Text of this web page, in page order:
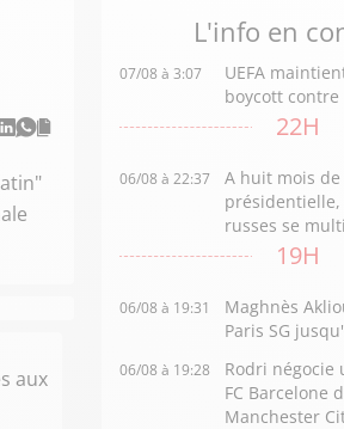
aux
L'info en
07/08 à 3:07
UEFA
boycott contre
22H
06/08 à 22:37
A huit mois de
présidentielle,
russes se
19H
06/08 à 19:31
Maghnès
Paris SG
06/08 à 19:28
Rodri négocie
FC Barcelone
Manchester